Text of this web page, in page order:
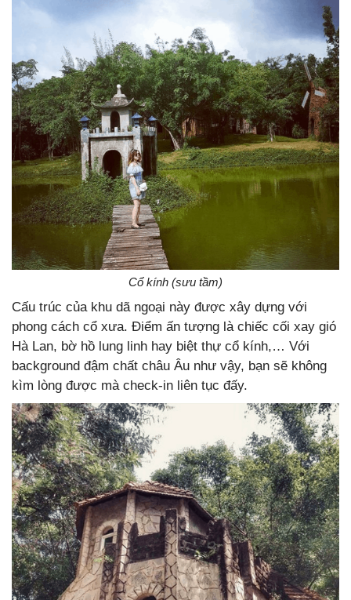
Cổ kính (sưu tầm)
Cấu trúc của khu dã ngoại này được xây dựng với
phong cách cổ xưa. Điểm ấn tượng là chiếc cối xay gió
Hà Lan, bờ hồ lung linh hay biệt thự cổ kính,… Với
background đậm chất châu Âu như vậy, bạn sẽ không
kìm lòng được mà check-in liên tục đấy.